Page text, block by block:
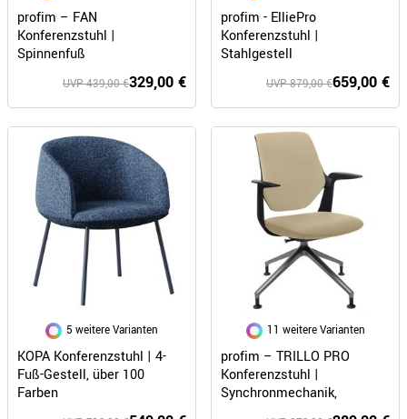
profim – FAN
Konferenzstuhl |
Spinnenfuß
329,00 €
UVP 439,00 €
profim - ElliePro
Konferenzstuhl |
Stahlgestell
659,00 €
UVP 879,00 €
5 weitere Varianten
KOPA Konferenzstuhl | 4-
Fuß-Gestell, über 100
Farben
11 weitere Varianten
profim – TRILLO PRO
Konferenzstuhl |
Synchronmechanik,